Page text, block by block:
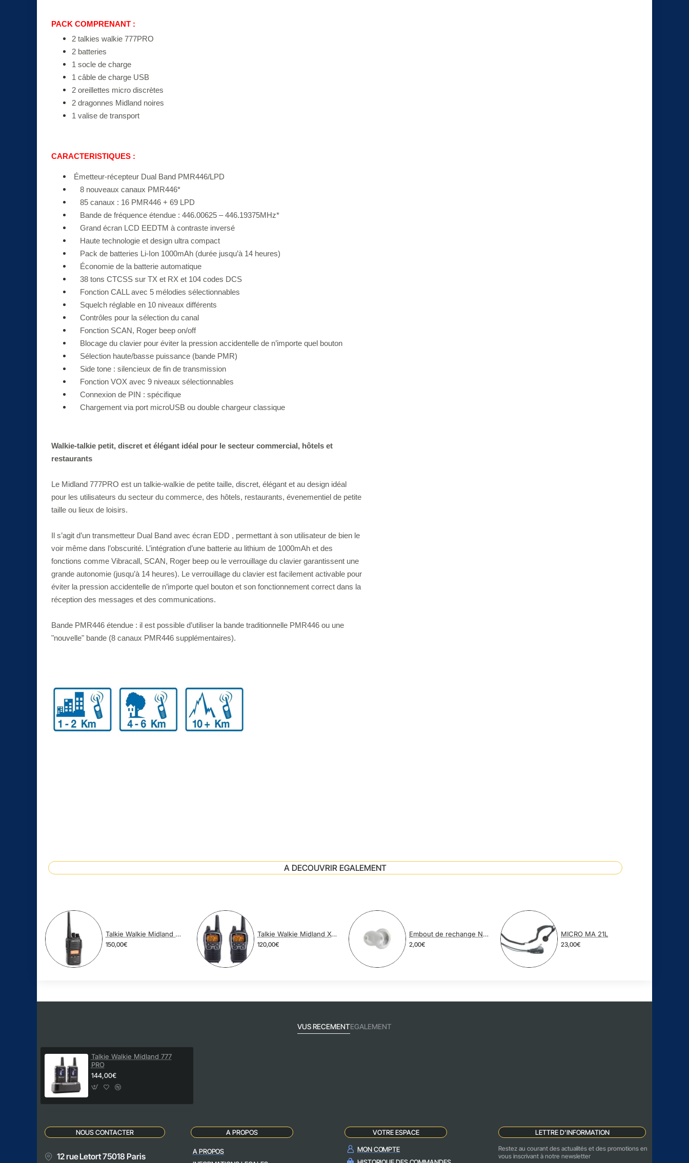
PACK COMPRENANT :
2 talkies walkie 777PRO
2 batteries
1 socle de charge
1 câble de charge USB
2 oreillettes micro discrètes
2 dragonnes Midland noires
1 valise de transport
CARACTERISTIQUES :
Émetteur-récepteur Dual Band PMR446/LPD
8 nouveaux canaux PMR446*
85 canaux : 16 PMR446 + 69 LPD
Bande de fréquence étendue : 446.00625 – 446.19375MHz*
Grand écran LCD EEDTM à contraste inversé
Haute technologie et design ultra compact
Pack de batteries Li-Ion 1000mAh (durée jusqu’à 14 heures)
Économie de la batterie automatique
38 tons CTCSS sur TX et RX et 104 codes DCS
Fonction CALL avec 5 mélodies sélectionnables
Squelch réglable en 10 niveaux différents
Contrôles pour la sélection du canal
Fonction SCAN, Roger beep on/off
Blocage du clavier pour éviter la pression accidentelle de n’importe quel bouton
Sélection haute/basse puissance (bande PMR)
Side tone : silencieux de fin de transmission
Fonction VOX avec 9 niveaux sélectionnables
Connexion de PIN : spécifique
Chargement via port microUSB ou double chargeur classique
Walkie-talkie petit, discret et élégant idéal pour le secteur commercial, hôtels et
restaurants
Le Midland 777PRO est un talkie-walkie de petite taille, discret, élégant et au design idéal
pour les utilisateurs du secteur du commerce, des hôtels, restaurants, évenementiel de petite
taille ou lieux de loisirs.
Il s’agit d’un transmetteur Dual Band avec écran EDD , permettant à son utilisateur de bien le
voir même dans l’obscurité. L’intégration d’une batterie au lithium de 1000mAh et des
fonctions comme Vibracall, SCAN, Roger beep ou le verrouillage du clavier garantissent une
grande autonomie (jusqu’à 14 heures). Le verrouillage du clavier est facilement activable pour
éviter la pression accidentelle de n’importe quel bouton et son fonctionnement correct dans la
réception des messages et des communications.
Bande PMR446 étendue : il est possible d’utiliser la bande traditionnelle PMR446 ou une
"nouvelle" bande (8 canaux PMR446 supplémentaires).
A DECOUVRIR EGALEMENT
Talkie Walkie Midland G18
150,00€
Talkie Walkie Midland XT70 Pack de 2
120,00€
Embout de rechange Nipple pour tube acoustique de Talkie Walkie
2,00€
MICRO MA 21L
23,00€
VUS RECEMENTEGALEMENT
Talkie Walkie Midland 777
PRO
144,00€
NOUS CONTACTER
12 rue Letort 75018 Paris
A PROPOS
A PROPOS
VOTRE ESPACE
MON COMPTE
LETTRE D'INFORMATION
Restez au courant des actualités et des promotions en
vous inscrivant à notre newsletter